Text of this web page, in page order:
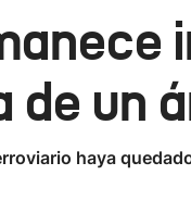
de un
haya